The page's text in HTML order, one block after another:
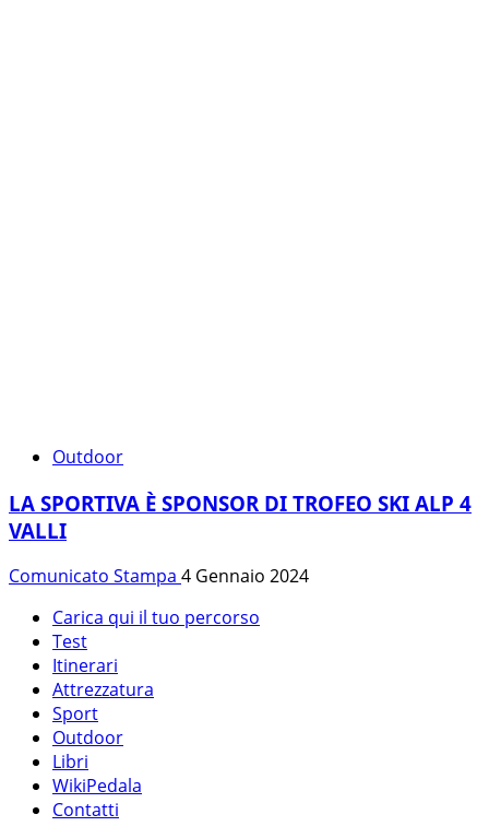
Outdoor
LA SPORTIVA È SPONSOR DI TROFEO SKI ALP 4
VALLI
Comunicato Stampa 4 Gennaio 2024
Carica qui il tuo percorso
Test
Itinerari
Attrezzatura
Sport
Outdoor
Libri
WikiPedala
Contatti